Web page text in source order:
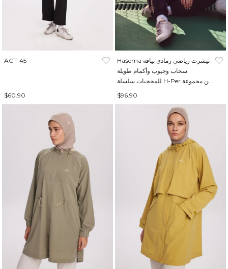
ACT-45
$60.90
Haşema تيشرت رياضي رمادي بياقة
سحاب وجيوب وأكمام طويلة
للمحجبات سلسلة H-Per من مجموعة
Active ACT-7
$96.90